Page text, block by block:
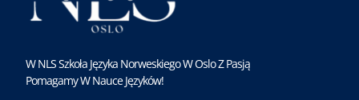
W NLS Szkoła Języka Norweskiego W Oslo Z Pasją
Pomagamy W Nauce Języków!